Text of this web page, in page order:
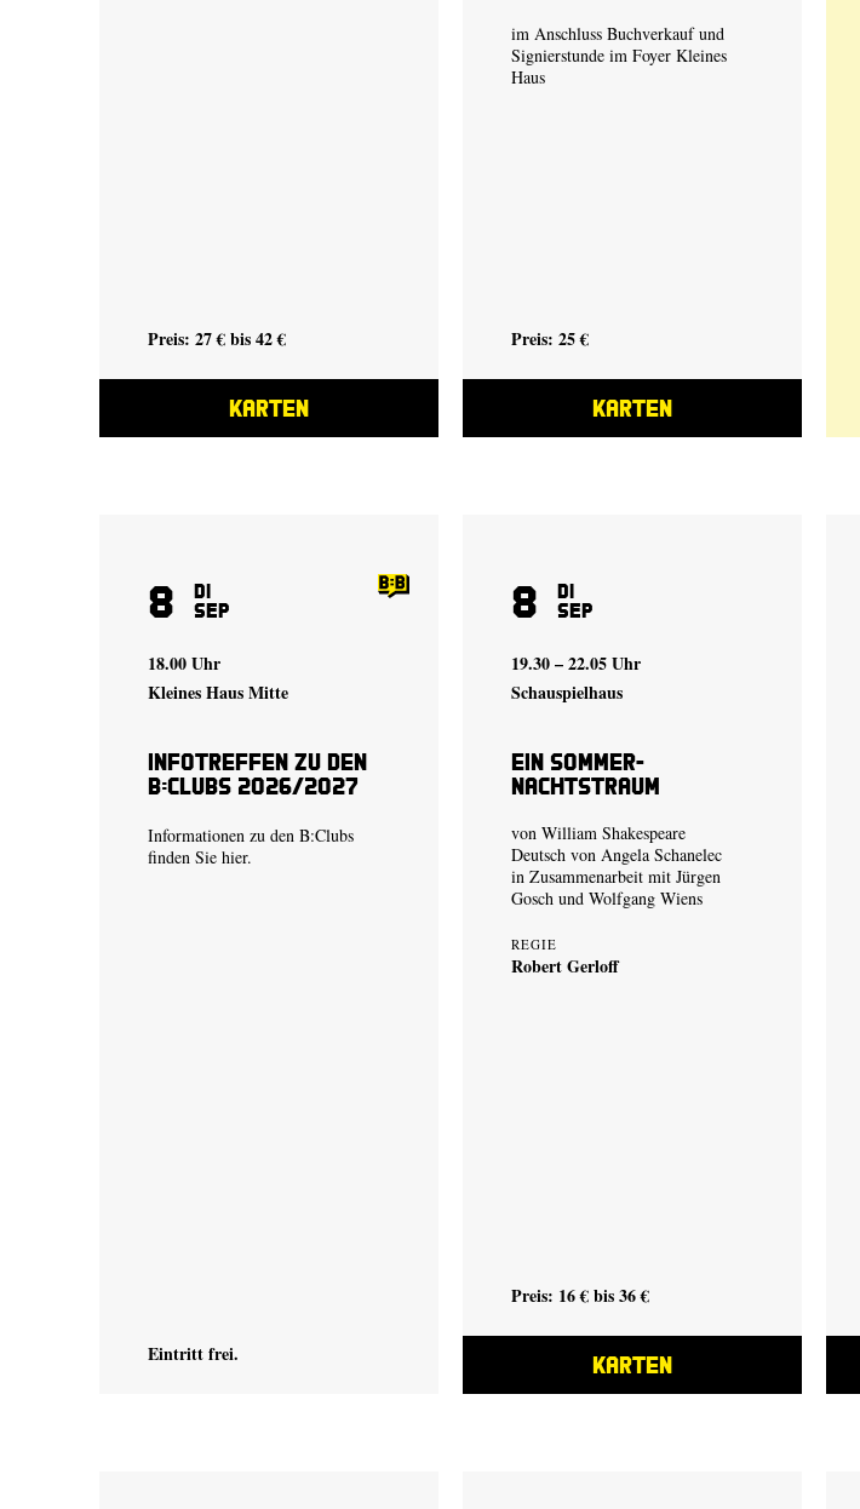
Preis: 27 € bis 42 €
KARTEN
im Anschluss Buchverkauf und
Signierstunde im Foyer Kleines
Haus
Preis: 25 €
KARTEN
8 Di
Sep
18.00 Uhr
Kleines Haus Mitte
Infotreffen zu den
B:Clubs 2026/2027
Informationen zu den B:Clubs
finden Sie hier.
Eintritt frei.
8 Di
Sep
19.30 – 22.05 Uhr
Schauspielhaus
Ein Sommer­
nachtstraum
von William Shakespeare
Deutsch von Angela Schanelec
in Zusammenarbeit mit Jürgen
Gosch und Wolfgang Wiens
REGIE
Robert Gerloff
Preis: 16 € bis 36 €
KARTEN